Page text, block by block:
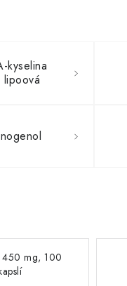
kyselina
lipoová
mg, 100